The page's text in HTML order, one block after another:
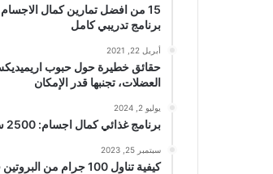
15 من افضل تمارين كمال الاجسام
برنامج تدريبي كامل
أبريل 22, 2021
حقائق خطيرة حول حبوب
العضلات، تجنبها قدر الإمكان
يوليو 2, 2024
برنامج غذائي كمال اجسام: 2500 سعرة حرارية
سبتمبر 25, 2023
كيفية تناول 100 جرام من البروتين في اليوم